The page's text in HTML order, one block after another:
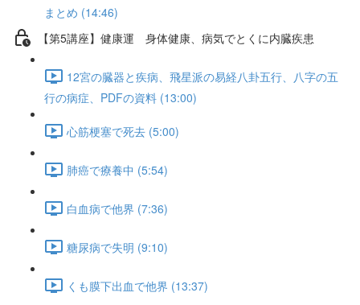
まとめ (14:46)
【第5講座】健康運 身体健康、病気でとくに内臓疾患
12宮の臓器と疾病、飛星派の易経八卦五行、八字の五
行の病症、PDFの資料 (13:00)
心筋梗塞で死去 (5:00)
肺癌で療養中 (5:54)
白血病で他界 (7:36)
糖尿病で失明 (9:10)
くも膜下出血で他界 (13:37)